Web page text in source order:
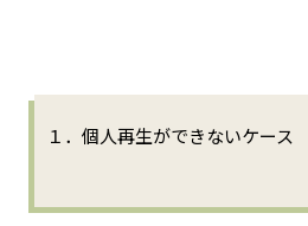
１．個人再生ができないケース